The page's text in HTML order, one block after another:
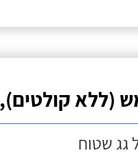
קולטים), 120 ליטר
גג שטוח